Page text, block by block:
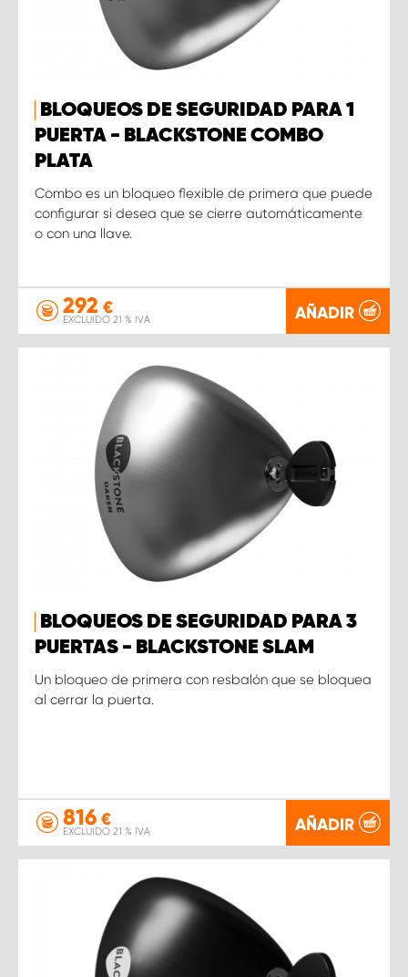
BLOQUEOS DE SEGURIDAD PARA 1
PUERTA - BLACKSTONE COMBO
PLATA
Combo es un bloqueo flexible de primera que puede
configurar si desea que se cierre automáticamente
o con una llave.
292 €
EXCLUIDO 21 % IVA AÑADIR
BLOQUEOS DE SEGURIDAD PARA 3
PUERTAS - BLACKSTONE SLAM
Un bloqueo de primera con resbalón que se bloquea
al cerrar la puerta.
816 €
EXCLUIDO 21 % IVA AÑADIR